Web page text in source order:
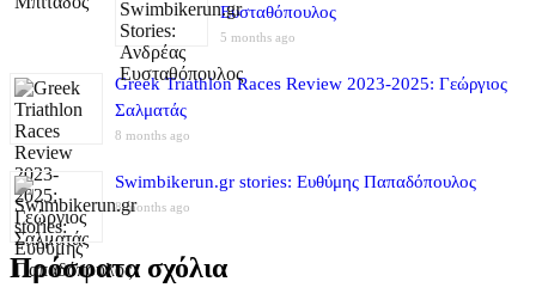
Ευσταθόπουλος
5 months ago
Greek Triathlon Races Review 2023-2025: Γεώργιος
Σαλματάς
8 months ago
Swimbikerun.gr stories: Ευθύμης Παπαδόπουλος
8 months ago
Πρόσφατα σχόλια